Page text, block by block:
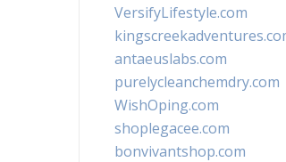
VersifyLifestyle.com
antaeuslabs.com
purelycleanchemdry.com
WishOping.com
shoplegacee.com
bonvivantshop.com